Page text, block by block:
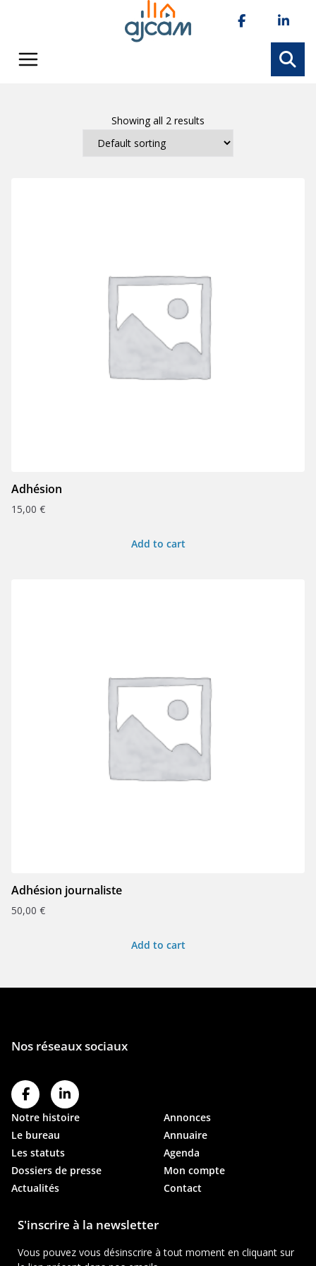
Showing all 2 results
Adhésion
15,00 €
Add to cart
Adhésion journaliste
50,00 €
Add to cart
Notre histoire
Le bureau
Les statuts
Dossiers de presse
Actualités
Annonces
Annuaire
Agenda
Mon compte
Contact
S'inscrire à la newsletter
Vous pouvez vous désinscrire à tout moment en cliquant sur